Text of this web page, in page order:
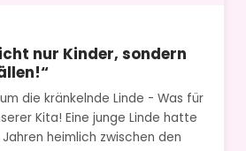
nur Kinder, sondern
die kränkelnde Linde - Was für
Kita! Eine junge Linde hatte
heimlich zwischen den